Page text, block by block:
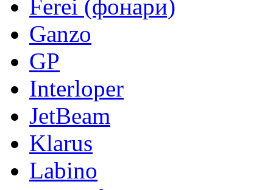
Ferei (фонари)
Ganzo
GP
Interloper
JetBeam
Klarus
Labino